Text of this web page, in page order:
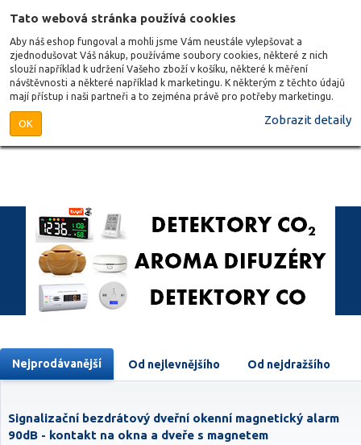
Tato webová stránka používá cookies
Aby náš eshop fungoval a mohli jsme Vám neustále vylepšovat a
zjednodušovat Váš nákup, používáme soubory cookies, některé z nich
slouží například k udržení Vašeho zboží v košíku, některé k měření
návštěvnosti a některé například k marketingu. K některým z těchto údajů
mají přístup i naši partneři a to zejména právě pro potřeby marketingu.
OK Zobrazit detaily
Nejprodávanější Od nejlevnějšího Od nejdražšího
Signalizační bezdrátový dveřní okenní magnetický alarm
90dB - kontakt na okna a dveře s magnetem